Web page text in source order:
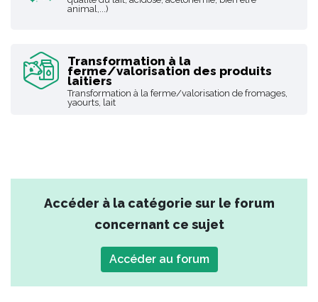
animal,...)
Transformation à la
ferme/valorisation des produits
laitiers
Transformation à la ferme/valorisation de fromages,
yaourts, lait
Accéder à la catégorie sur le forum
concernant ce sujet
Accéder au forum